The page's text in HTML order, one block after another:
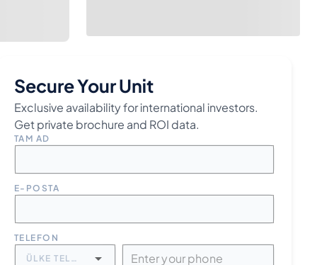
Secure Your Unit
Exclusive availability for international investors.
Get private brochure and ROI data.
TAM AD
E-POSTA
TELEFON
ÜLKE TELEFON KODU